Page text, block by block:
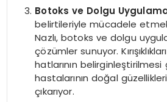
Botoks ve Dolgu
belirtileriyle mücadele
Nazlı, botoks ve dolgu
çözümler sunuyor.
hatlarının
hastalarının doğal
çıkarıyor.